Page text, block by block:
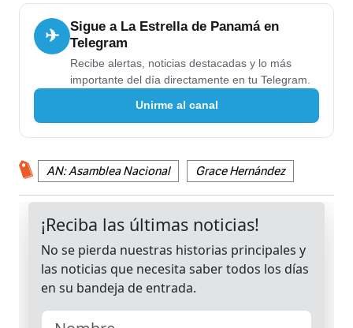
✈
Sigue a La Estrella de Panamá en
Telegram
Recibe alertas, noticias destacadas y lo más
importante del día directamente en tu Telegram.
Unirme al canal
AN: Asamblea Nacional Grace Hernández